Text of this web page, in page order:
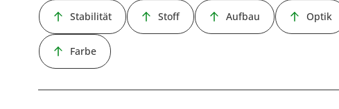
Stabilität Stoff Aufbau Optik
Farbe